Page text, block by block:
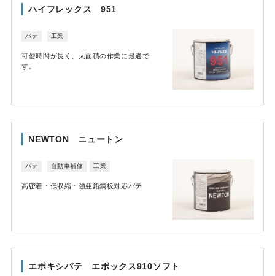
ハイフレックス 951
パテ 工業
可使時間が長く、大面積の作業に最適で
す。
NEWTON ニュートン
パテ 自動車補修 工業
高密着・低収縮・強亜鉛鋼板対応パテ
エポキシパテ エポックス910ソフト